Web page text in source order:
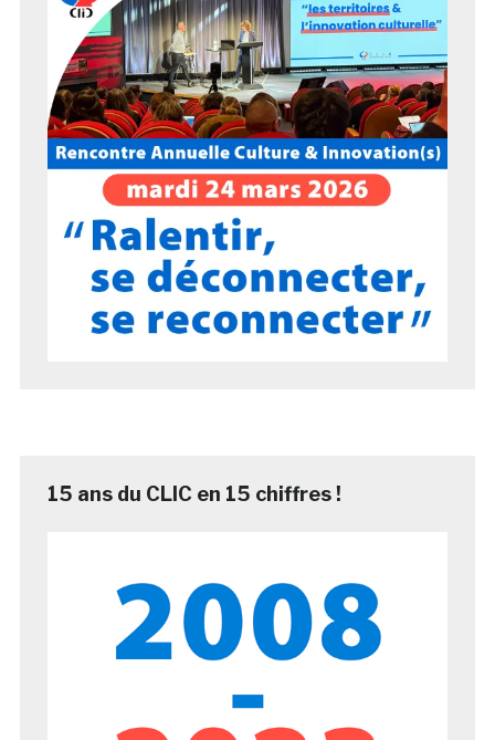
15 ans du CLIC en 15 chiffres !